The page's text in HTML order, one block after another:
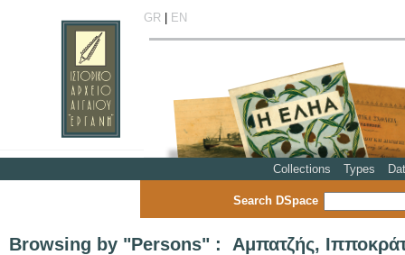
GR| EN
Collections Types
Search DSpace
Browsing by "Persons" : Αμπατζής,